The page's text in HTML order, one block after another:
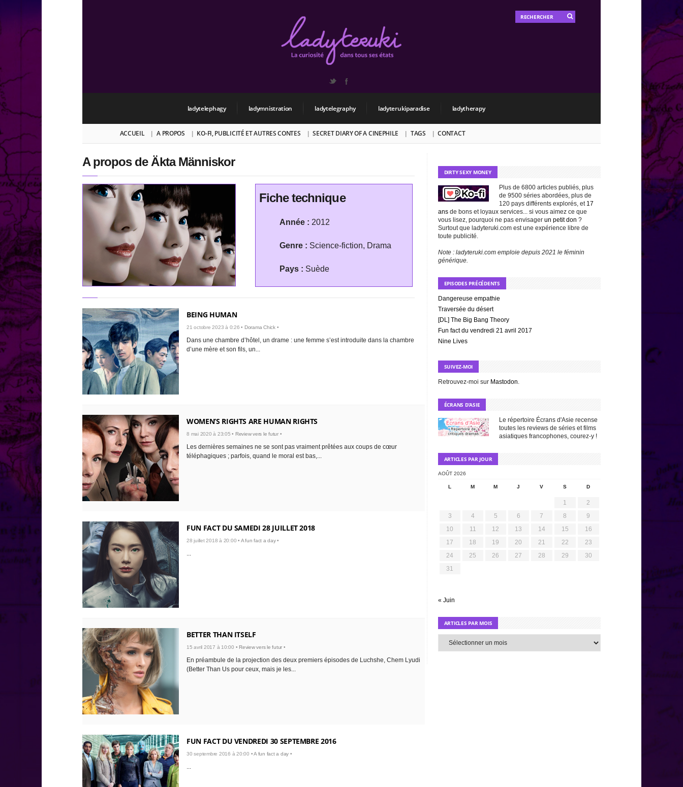
ladytelephagy ladymnistration ladytelegraphy ladyterukiparadise ladytherapy
ACCUEIL A PROPOS KO-FI, PUBLICITÉ ET AUTRES CONTES SECRET DIARY OF A CINEPHILE TAGS CONTACT
A propos de Äkta Människor
Fiche technique
Année : 2012
Genre : Science-fiction, Drama
Pays : Suède
BEING HUMAN
21 octobre 2023 à 0:26 • Dorama Chick•
Dans une chambre d’hôtel, un drame : une femme s’est introduite dans la chambre
d’une mère et son fils, un...
WOMEN’S RIGHTS ARE HUMAN RIGHTS
8 mai 2020 à 23:05 • Review vers le futur•
Les dernières semaines ne se sont pas vraiment prêtées aux coups de cœur
téléphagiques ; parfois, quand le moral est bas,...
FUN FACT DU SAMEDI 28 JUILLET 2018
28 juillet 2018 à 20:00 • A fun fact a day•
BETTER THAN ITSELF
15 avril 2017 à 10:00 • Review vers le futur •
En préambule de la projection des deux premiers épisodes de Luchshe, Chem Lyudi
(Better Than Us pour ceux, mais je les...
FUN FACT DU VENDREDI 30 SEPTEMBRE 2016
30 septembre 2016 à 20:00 •A fun fact a day •
DIRTY SEXY MONEY
Plus de 6800 articles publiés, plus
de 9500 séries abordées, plus de
120 pays différents explorés, et 17
ansde bons et loyaux services... si vous aimez ce que
vous lisez, pourquoi ne pas envisager un petit don ?
Surtout que ladyteruki.com est une expérience libre de
toute publicité.
Note : ladyteruki.com emploie depuis 2021 le féminin
générique.
EPISODES PRÉCÉDENTS
Dangereuse empathie
Traversée du désert
[DL] The Big Bang Theory
Fun fact du vendredi 21 avril 2017
Nine Lives
SUIVEZ-MOI
Retrouvez-moi sur Mastodon
ÉCRANS D’ASIE
Le répertoire Écrans d'Asie recense
toutes les reviews de séries et films
asiatiques francophones, courez-y !
ARTICLES PAR JOUR
AOÛT 2026
L M M J V S D
1
2
3
4 5 6 7 8
9
10
11 12 13 14 15
16
17
18 19 20 21 22
23
24
25 26 27 28 29
30
31
« Juin
ARTICLES PAR MOIS
mois